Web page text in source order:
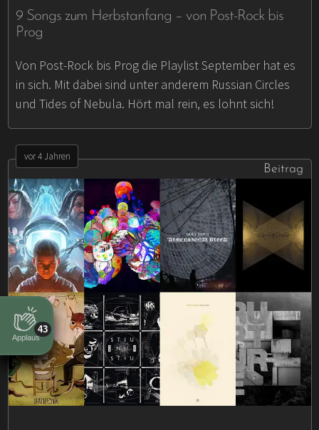
Applaus
43
9 Songs zum Herbstanfang – von Post-Rock bis
Prog
Von Post-Rock bis Prog die Playlist September hat es
in sich. Mit dabei sind unter anderem Russian Circles
und Tides of Nebula. Hört mal rein, es lohnt sich!
vor 4 Jahren
Beitrag